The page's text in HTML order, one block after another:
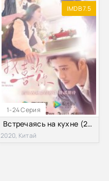
1-24 Серия
IMDB 7.5
Встречаясь на кухне (2020)
2020, Китай